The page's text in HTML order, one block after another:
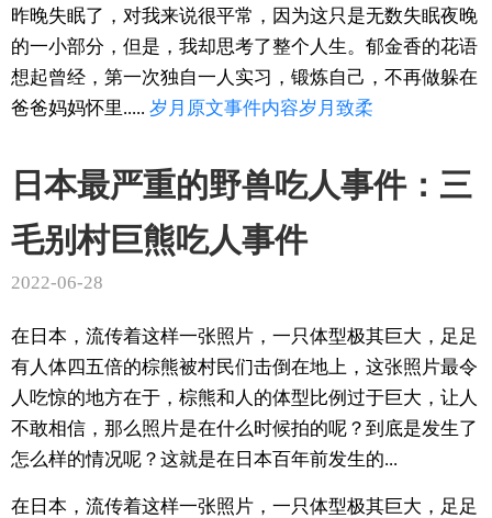
昨晚失眠了，对我来说很平常，因为这只是无数失眠夜晚
的一小部分，但是，我却思考了整个人生。郁金香的花语
想起曾经，第一次独自一人实习，锻炼自己，不再做躲在
爸爸妈妈怀里..... 岁月 原文事件内容岁月致柔
日本最严重的野兽吃人事件：三
毛别村巨熊吃人事件
2022-06-28
在日本，流传着这样一张照片，一只体型极其巨大，足足
有人体四五倍的棕熊被村民们击倒在地上，这张照片最令
人吃惊的地方在于，棕熊和人的体型比例过于巨大，让人
不敢相信，那么照片是在什么时候拍的呢？到底是发生了
怎么样的情况呢？这就是在日本百年前发生的...
在日本，流传着这样一张照片，一只体型极其巨大，足足